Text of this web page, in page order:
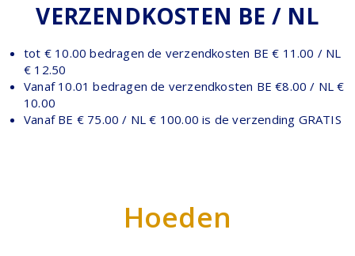
VERZENDKOSTEN BE / NL
tot € 10.00 bedragen de verzendkosten BE € 11.00 / NL
€ 12.50
Vanaf 10.01 bedragen de verzendkosten BE €8.00 / NL €
10.00
Vanaf BE € 75.00 / NL € 100.00 is de verzending GRATIS
Hoeden